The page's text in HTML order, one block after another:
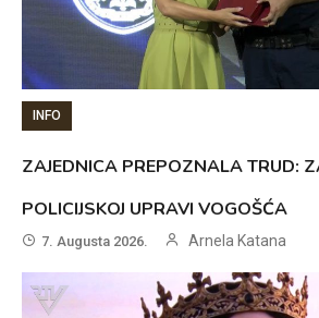
INFO
ZAJEDNICA PREPOZNALA TRUD:
POLICIJSKOJ UPRAVI VOGOŠĆA
7. Augusta 2026. Arnela Katana